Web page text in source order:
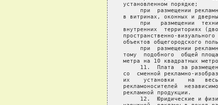
установленном порядке;
при  размещении
в витринах, оконных и
при   размещении
внутренних  территориях
пространственно-
объектов общегородского
при  размещении
тому  подобного  общей
метра на 10 квадратных
11.  Плата  за
со  сменной рекламно-
их    установки    на   весь
рекламоносителей
рекламной продукции.
12.  Юридические и